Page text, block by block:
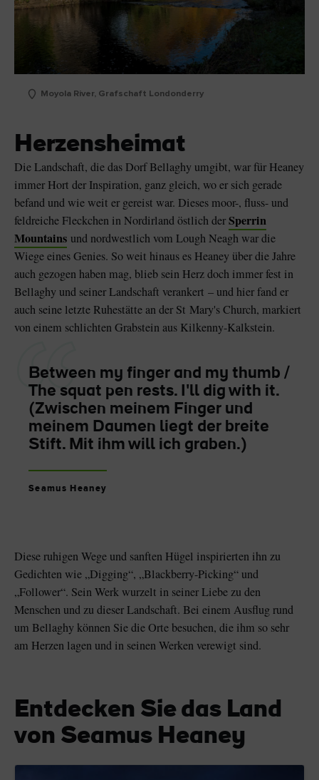
Moyola River, Grafschaft Londonderry
Herzensheimat
Die Landschaft, die das Dorf Bellaghy umgibt, war für Heaney
immer Hort der Inspiration, ganz gleich, wo er sich gerade
befand und wie weit er gereist war. Dieses moor-, fluss- und
feldreiche Fleckchen in Nordirland östlich derSperrin
Mountains und nordwestlich vom Lough Neagh war die
Wiege eines Genies. So weit hinaus es Heaney über die Jahre
auch gezogen haben mag, blieb sein Herz doch immer fest in
Bellaghy und seiner Landschaft verankert – und hier fand er
auch seine letzte Ruhestätte an der St Mary's Church, markiert
von einem schlichten Grabstein aus Kilkenny-Kalkstein.
Between my finger and my thumb /
The squat pen rests. I'll dig with it.
(Zwischen meinem Finger und
meinem Daumen liegt der breite
Stift. Mit ihm will ich graben.)
Seamus Heaney
Diese ruhigen Wege und sanften Hügel inspirierten ihn zu
Gedichten wie „Digging“, „Blackberry-Picking“ und
„Follower“. Sein Werk wurzelt in seiner Liebe zu den
Menschen und zu dieser Landschaft. Bei einem Ausflug rund
um Bellaghy können Sie die Orte besuchen, die ihm so sehr
am Herzen lagen und in seinen Werken verewigt sind.
Entdecken Sie das Land
von Seamus Heaney